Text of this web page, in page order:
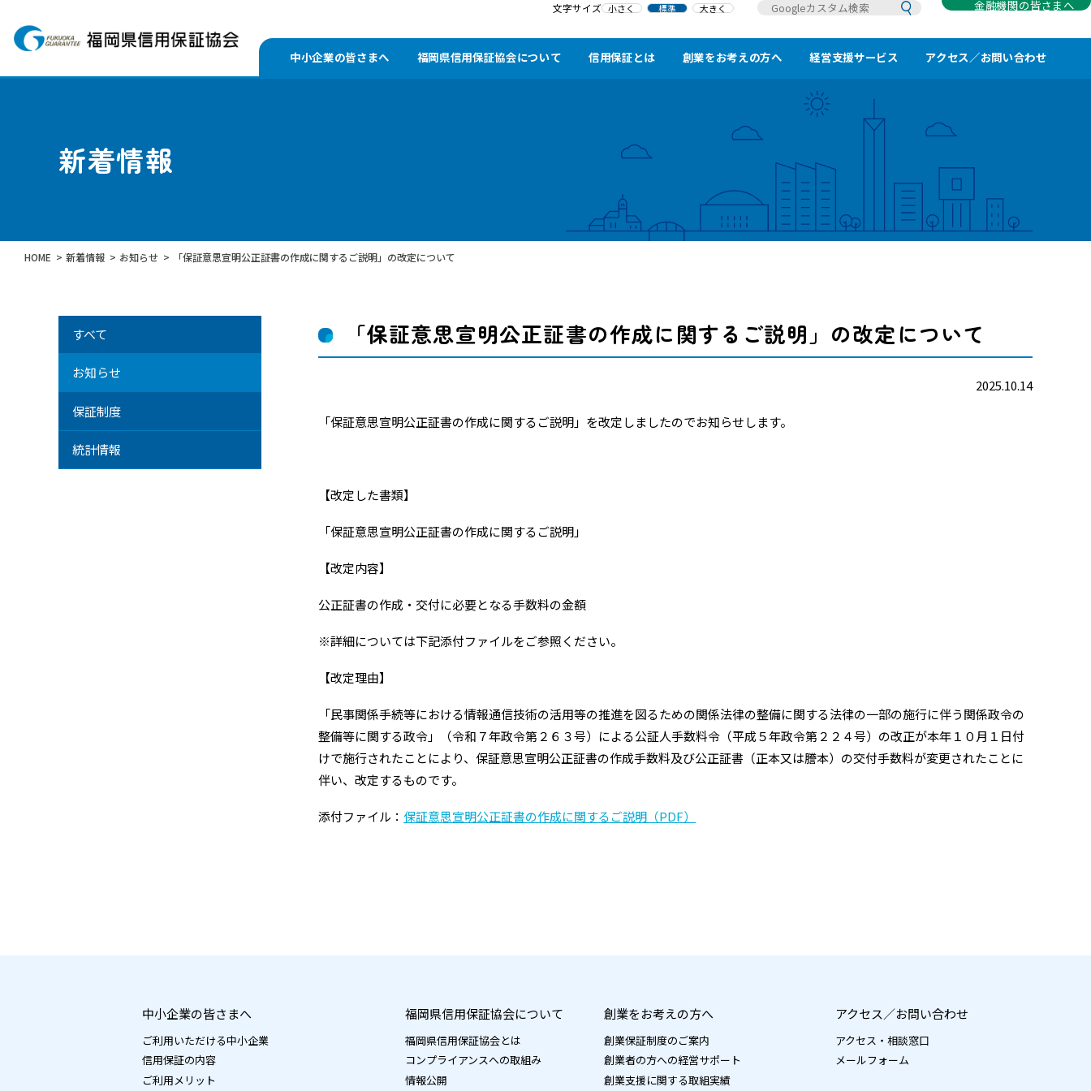
文字サイズ 小さく 標準 大きく 金融機関の皆さまへ
中小企業の皆さまへ 福岡県信用保証協会について 信用保証とは 創業をお考えの方へ 経営支援サービス アクセス／お問い合わせ
新着情報
HOME 新着情報 お知らせ 「保証意思宣明公正証書の作成に関するご説明」の改定について
すべて
お知らせ
保証制度
統計情報
「保証意思宣明公正証書の作成に関するご説明」の改定について
2025.10.14
「保証意思宣明公正証書の作成に関するご説明」を改定しましたのでお知らせします。
【改定した書類】
「保証意思宣明公正証書の作成に関するご説明」
【改定内容】
公正証書の作成・交付に必要となる手数料の金額
※詳細については下記添付ファイルをご参照ください。
【改定理由】
「民事関係手続等における情報通信技術の活用等の推進を図るための関係法律の整備に関する法律の一部の施行に伴う関係政令の
整備等に関する政令」（令和７年政令第２６３号）による公証人手数料令（平成５年政令第２２４号）の改正が本年１０月１日付
けで施行されたことにより、保証意思宣明公正証書の作成手数料及び公正証書（正本又は謄本）の交付手数料が変更されたことに
伴い、改定するものです。
添付ファイル： 保証意思宣明公正証書の作成に関するご説明（PDF）
中小企業の皆さまへ
ご利用いただける中小企業
信用保証の内容
ご利用メリット
福岡県信用保証協会について
福岡県信用保証協会とは
コンプライアンスへの取組み
情報公開
創業をお考えの方へ
創業保証制度のご案内
創業者の方への経営サポート
創業支援に関する取組実績
アクセス／お問い合わせ
アクセス・相談窓口
メールフォーム